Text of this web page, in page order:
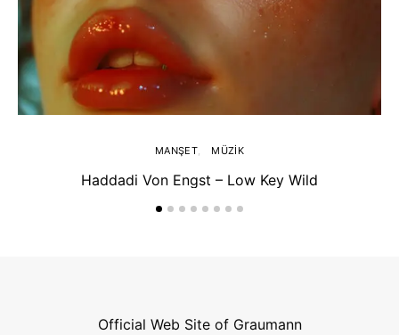
MANŞET MÜZIK
Haddadi Von Engst – Low Key Wild
Official Web Site of Graumann